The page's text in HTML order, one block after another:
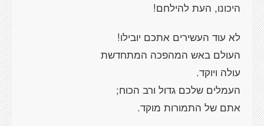
היכונו, העת להילחם!
לא עוד העשירים אתכם יובילו!
העולם באש המהפכה המתחדשת
עולה ויוקד.
העמלים שלכם גדול ורב הכוח;
אתם של התמורות מוקד.